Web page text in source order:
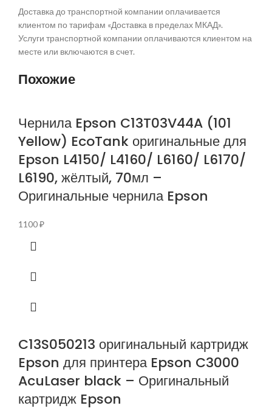
Доставка до транспортной компании оплачивается
клиентом по тарифам «Доставка в пределах МКАД».
Услуги транспортной компании оплачиваются клиентом на
месте или включаются в счет.
Похожие
Чернила Epson C13T03V44A (101
Yellow) EcoTank оригинальные для
Epson L4150/ L4160/ L6160/ L6170/
L6190, жёлтый, 70мл –
Оригинальные чернила Epson
1100₽
C13S050213 оригинальный картридж
Epson для принтера Epson C3000
AcuLaser black – Оригинальный
картридж Epson